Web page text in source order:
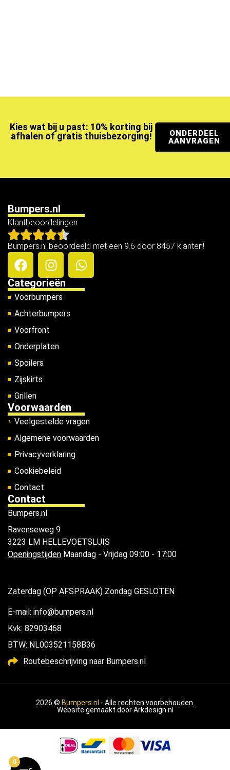
Kies wat bij u past: 10% korting bij
afhalen of gratis thuisbezorging!
ONDERDEEL
AANVRAGEN
Bumpers.nl
Klantbeoordelingen
Bumpers.nl beoordeeld met een 9.6 door 8457 klanten!
Categorieën
Voorbumpers
Achterbumpers
Voorfront
Onderplaten
Spoilers
Zijskirts
Grillen
Voorwaarden
Veelgestelde vragen
Algemene voorwaarden
Privacyverklaring
Cookiebeleid
Contact
Contact
Bumpers.nl
Ravenseweg 9
3223 LM HELLEVOETSLUIS
Openingstijden Maandag - Vrijdag 09:00 - 17:00
Zaterdag (OP AFSPRAAK) Zondag GESLOTEN
E-mail: info@bumpers.nl
Kvk: 82903468
BTW: NL003521158B36
Routebeschrijving naar Bumpers.nl
2026 © Bumpers.nl - Alle rechten voorbehouden.
Website gemaakt doorArkdesign.nl
0